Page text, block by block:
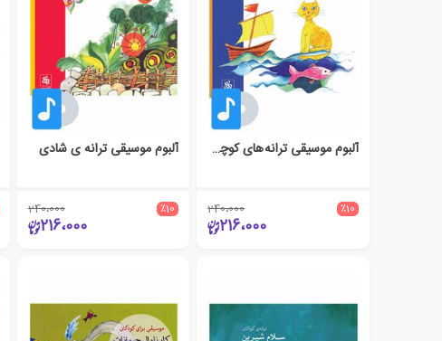
آلبوم موسیقی ترانه های کوچک برای بیداری
٪10 240،000
216،000
آلبوم موسیقی ترانه ی شادی
٪10 240،000
216،000